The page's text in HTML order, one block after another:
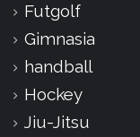
Futgolf
Gimnasia
handball
Hockey
Jiu-Jitsu